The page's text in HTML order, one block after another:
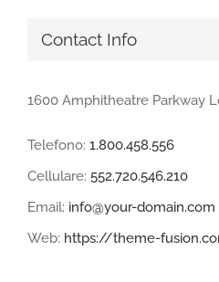
Contact Info
1600 Amphitheatre Parkway
Telefono: 1.800.458.556
Cellulare: 552.720.546.210
Email: info@your-domain.com
Web: https://theme-